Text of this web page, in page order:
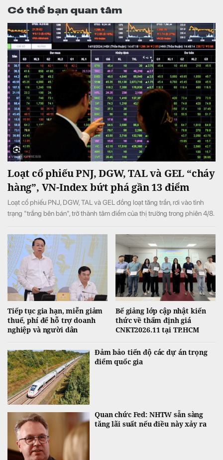
Có thể bạn quan tâm
Loạt cổ phiếu PNJ, DGW, TAL và GEL “cháy
hàng”, VN-Index bứt phá gần 13 điểm
Loạt cổ phiếu PNJ, DGW, TAL và GEL đồng loạt tăng trần, rơi vào tình
trạng "trắng bên bán", trở thành tâm điểm của thị trường trong phiên 4/8.
Tiếp tục gia hạn, miễn giảm
thuế, phí để hỗ trợ doanh
nghiệp và người dân
Bế giảng lớp cập nhật kiến
thức về thẩm định giá
CNKT2026.11 tại TP.HCM
Đảm bảo tiến độ các dự án trọng
điểm quốc gia
Quan chức Fed: NHTW sẵn sàng
tăng lãi suất nếu điều này xảy ra